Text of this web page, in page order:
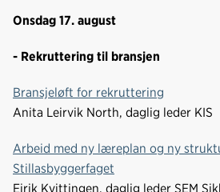
Onsdag 17. august
- Rekruttering til bransjen
Bransjeløft for rekruttering
Anita Leirvik North, daglig leder KIS
Arbeid med ny læreplan og ny
Stillasbyggerfaget
Eirik Kvittingen, daglig leder SEM